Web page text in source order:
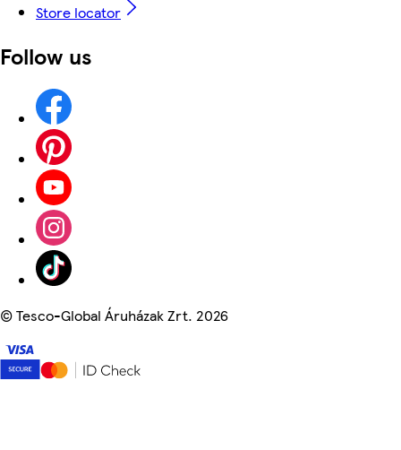
Store locator
Follow us
©Tesco-Global Áruházak Zrt. 2026